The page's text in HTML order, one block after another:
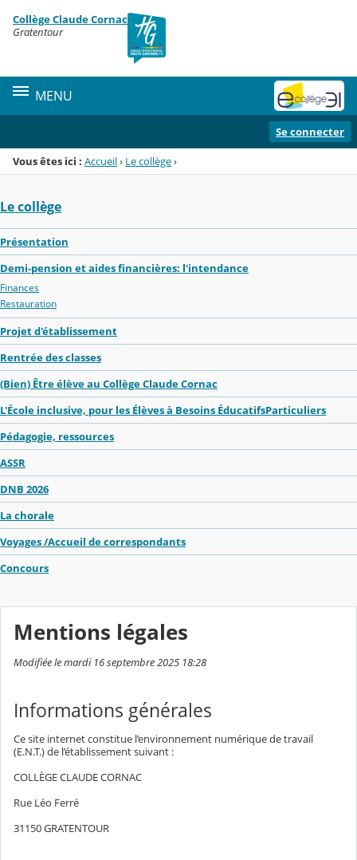
Menu de la rubrique
Contenu
Collège Claude Cornac
Gratentour
MENU
Se connecter
Vous êtes ici : Accueil› Le collège›
Le collège
Présentation
Demi-pension et aides financières: l'intendance
Finances
Restauration
Projet d'établissement
Rentrée des classes
(Bien) Être élève au Collège Claude Cornac
L'École inclusive, pour les Élèves à Besoins ÉducatifsParticuliers
Pédagogie, ressources
ASSR
DNB 2026
La chorale
Voyages /Accueil de correspondants
Concours
Mentions légales
Modifiée le mardi 16 septembre 2025 18:28
Informations générales
Ce site internet constitue l’environnement numérique de travail
(E.N.T.) de l’établissement suivant :
COLLÈGE CLAUDE CORNAC
Rue Léo Ferré
31150 GRATENTOUR